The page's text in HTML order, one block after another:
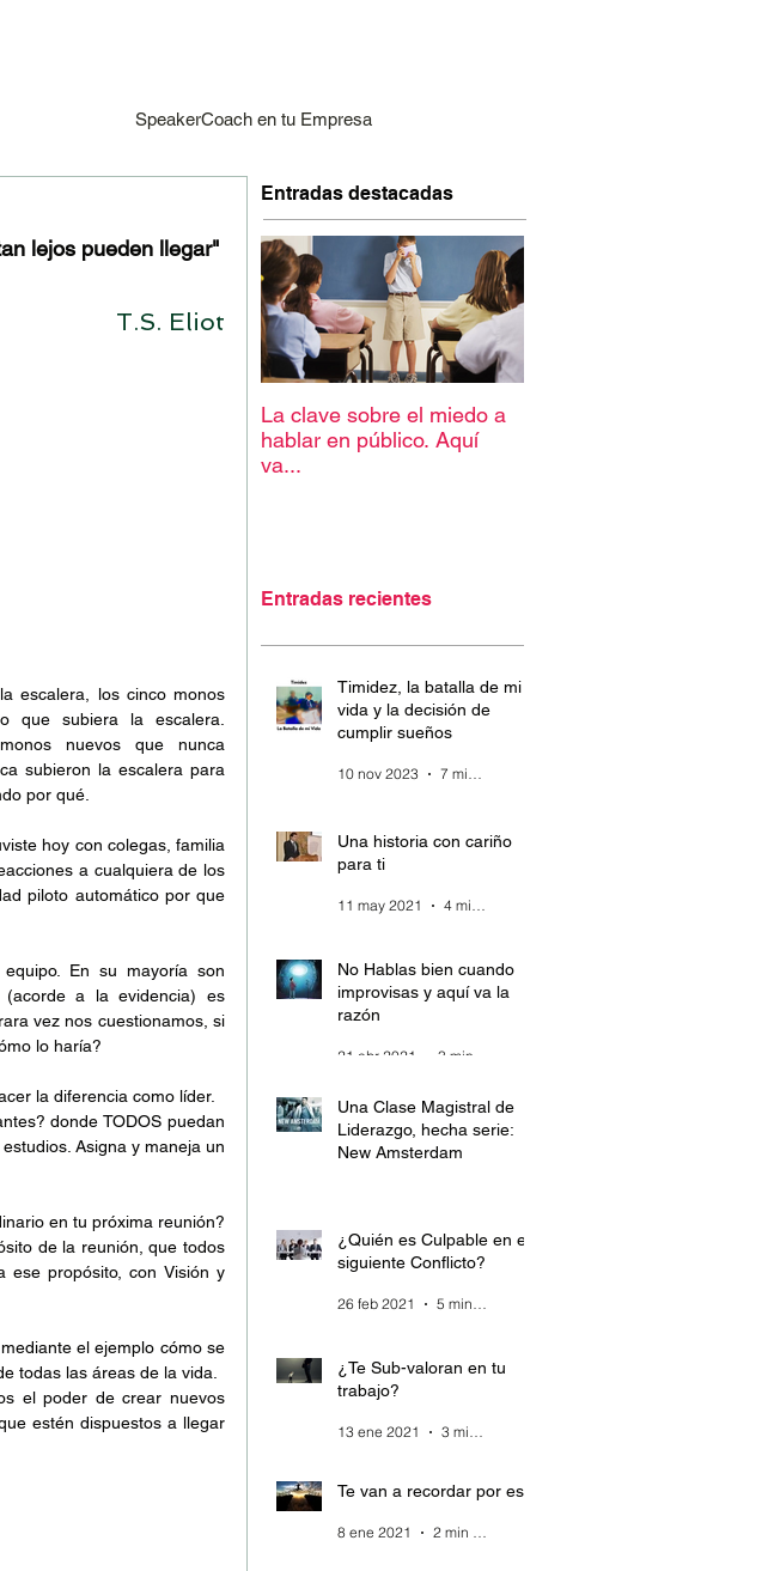
SpeakerCoach en tu Empresa
lejos pueden llegar"
T.S. Eliot
escalera, los cinco monos
que subiera la escalera.
nuevos que nunca
subieron la escalera para
por qué.
hoy con colegas, familia
a cualquiera de los
piloto automático por que
En su mayoría son
a la evidencia) es
vez nos cuestionamos, si
lo haría?
la diferencia como líder.
donde TODOS puedan
Asigna y maneja un
en tu próxima reunión?
de la reunión, que todos
propósito, con Visión y
el ejemplo cómo se
todas las áreas de la vida.
el poder de crear nuevos
estén dispuestos a llegar
Entradas destacadas
La clave sobre el miedo a
hablar en público. Aquí
va...
Entradas recientes
Timidez, la batalla de mi
vida y la decisión de
cumplir sueños
10 nov 2023 7 min de lectura
Una historia con cariño
para ti
11 may 2021 4 min de lectura
No Hablas bien cuando
improvisas y aquí va la
razón
21 abr 2021
Una Clase Magistral de
Liderazgo, hecha serie:
New Amsterdam
¿Quién es Culpable en el
siguiente Conflicto?
26 feb 2021 5 min de lectura
¿Te Sub-valoran en tu
trabajo?
13 ene 2021 3 min de lectura
Te van a recordar por esto
8 ene 2021 2 min de lectura